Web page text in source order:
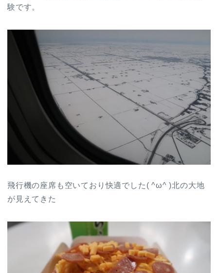
験です。
飛行機の座席も空いており快適でした( ^ω^ )北の大地
が見えてきた